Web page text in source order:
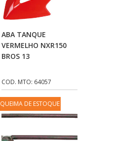
Adicionar Ao
Carrinho
ABA TANQUE
VERMELHO NXR150
BROS 13
COD. MTO: 64057
QUEIMA DE ESTOQUE